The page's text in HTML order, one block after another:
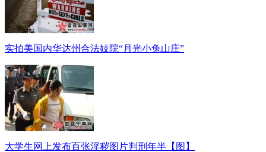
实拍美国内华达州合法妓院“月光小兔山庄”
大学生网上发布百张淫秽图片判刑年半【图】